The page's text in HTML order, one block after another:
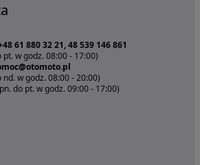
61 880 32 21, 48 539 146 861
pt. w godz. 08:00 - 17:00)
nd. w godz. 08:00 - 20:00)
do pt. w godz. 09:00 - 17:00)